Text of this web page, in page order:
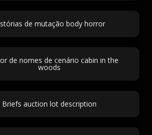
de mutação body horror
de nomes de cenário cabin in the
woods
Briefs auction lot description